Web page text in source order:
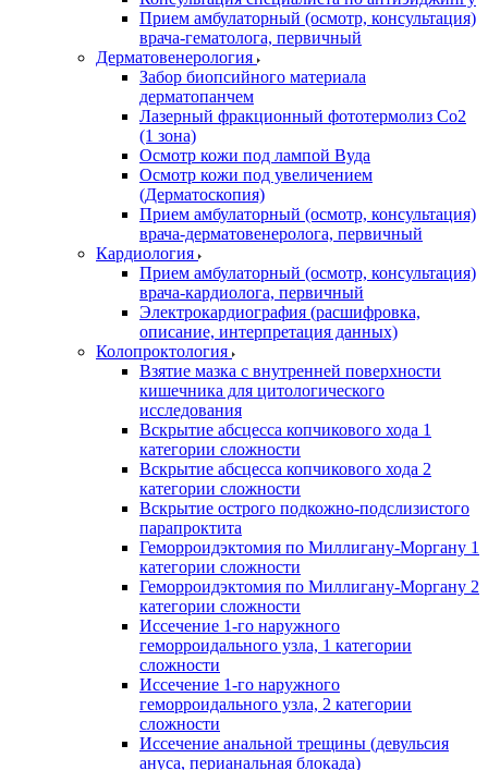
Прием амбулаторный (осмотр, консультация)
врача-гематолога, первичный
Дерматовенерология
Забор биопсийного материала
дерматопанчем
Лазерный фракционный фототермолиз Со2
(1 зона)
Осмотр кожи под лампой Вуда
Осмотр кожи под увеличением
(Дерматоскопия)
Прием амбулаторный (осмотр, консультация)
врача-дерматовенеролога, первичный
Кардиология
Прием амбулаторный (осмотр, консультация)
врача-кардиолога, первичный
Электрокардиография (расшифровка,
описание, интерпретация данных)
Колопроктология
Взятие мазка с внутренней поверхности
кишечника для цитологического
исследования
Вскрытие абсцесса копчикового хода 1
категории сложности
Вскрытие абсцесса копчикового хода 2
категории сложности
Вскрытие острого подкожно-подслизистого
парапроктита
Геморроидэктомия по Миллигану-Моргану 1
категории сложности
Геморроидэктомия по Миллигану-Моргану 2
категории сложности
Иссечение 1-го наружного
геморроидального узла, 1 категории
сложности
Иссечение 1-го наружного
геморроидального узла, 2 категории
сложности
Иссечение анальной трещины (девульсия
ануса, перианальная блокада)